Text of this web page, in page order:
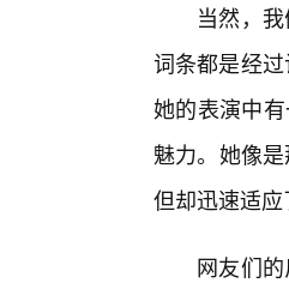
当然，
词条都是经
她的表演中
魅力。她像
但却迅速适
网友们